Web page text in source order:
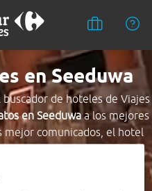
en Seeduwa
de hoteles de Viajes
en Seeduwaa los mejores
mejor comunicados, el hotel
al mejor precio.